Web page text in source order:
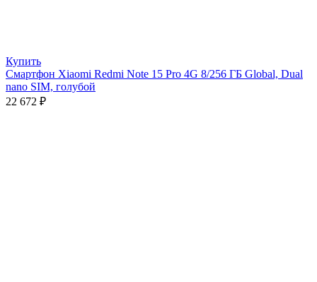
Купить
Смартфон Xiaomi Redmi Note 15 Pro 4G 8/256 ГБ Global, Dual
nano SIM, голубой
22 672 ₽